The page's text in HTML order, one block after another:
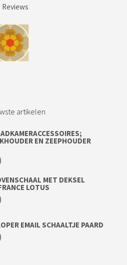
Reviews
artikelen
EN ZEEPHOUDER
MET DEKSEL
LOTUS
EMAIL SCHAALTJE PAARD